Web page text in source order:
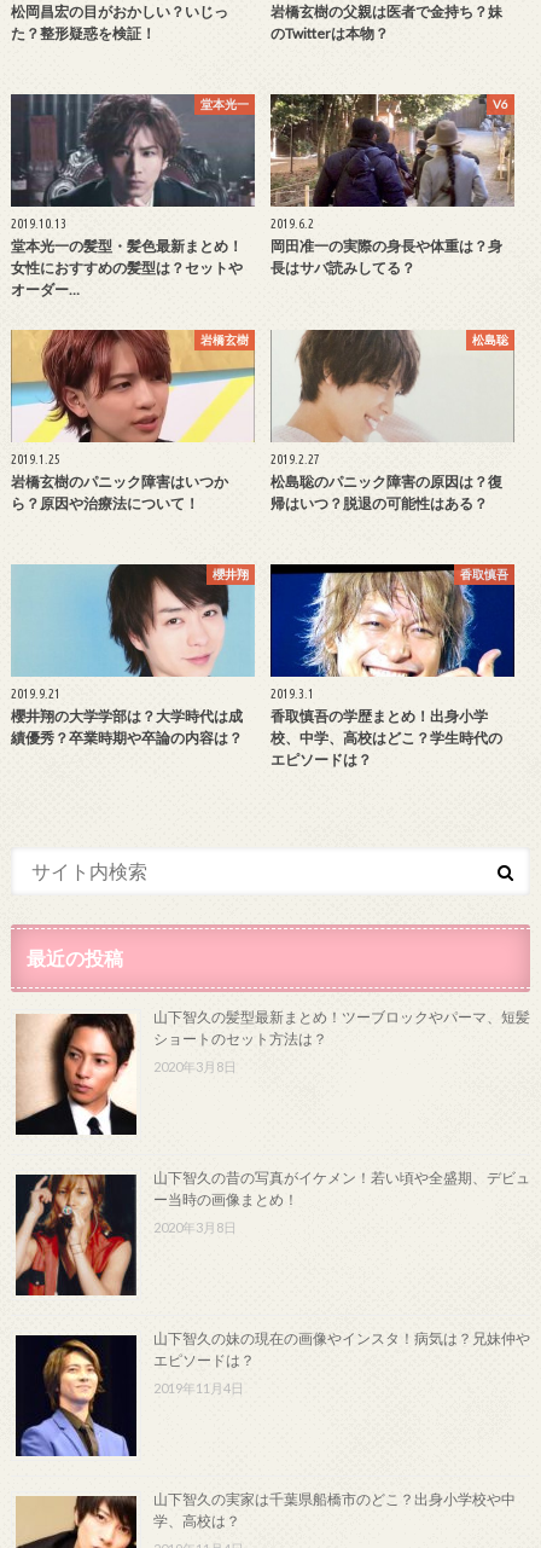
松岡昌宏の目がおかしい？いじっ
た？整形疑惑を検証！
岩橋玄樹の父親は医者で金持ち？妹
のTwitterは本物？
堂本光一
2019.10.13
堂本光一の髪型・髪色最新まとめ！
女性におすすめの髪型は？セットや
オーダー…
V6
2019.6.2
岡田准一の実際の身長や体重は？身
長はサバ読みしてる？
岩橋玄樹
2019.1.25
岩橋玄樹のパニック障害はいつか
ら？原因や治療法について！
松島聡
2019.2.27
松島聡のパニック障害の原因は？復
帰はいつ？脱退の可能性はある？
櫻井翔
2019.9.21
櫻井翔の大学学部は？大学時代は成
績優秀？卒業時期や卒論の内容は？
香取慎吾
2019.3.1
香取慎吾の学歴まとめ！出身小学
校、中学、高校はどこ？学生時代の
エピソードは？
最近の投稿
山下智久の髪型最新まとめ！ツーブロックやパーマ、短髪
ショートのセット方法は？
2020年3月8日
山下智久の昔の写真がイケメン！若い頃や全盛期、デビュ
ー当時の画像まとめ！
2020年3月8日
山下智久の妹の現在の画像やインスタ！病気は？兄妹仲や
エピソードは？
2019年11月4日
山下智久の実家は千葉県船橋市のどこ？出身小学校や中
学、高校は？